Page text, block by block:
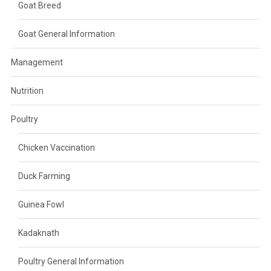
Goat Breed
Goat General Information
Management
Nutrition
Poultry
Chicken Vaccination
Duck Farming
Guinea Fowl
Kadaknath
Poultry General Information